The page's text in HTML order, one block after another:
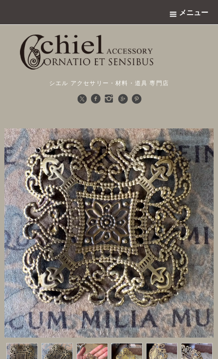
メニュー
シエル アクセサリー・材料・道具 専門店